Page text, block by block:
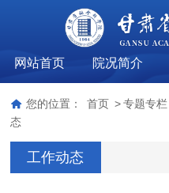
网站首页 院况简介
您的位置： 首页 > 专题专栏
态
工作动态